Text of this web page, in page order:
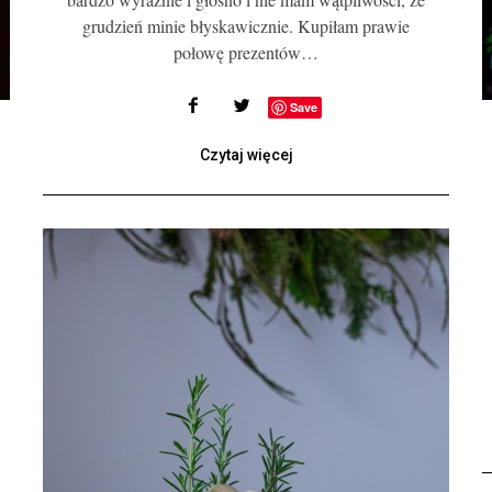
grudzień minie błyskawicznie. Kupiłam prawie
połowę prezentów…
Save
Czytaj więcej